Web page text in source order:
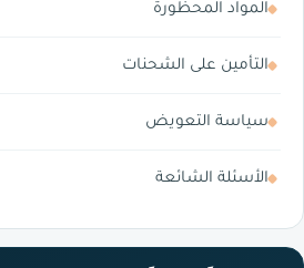
المواد المحظورة
التأمين على الشحنات
سياسة التعويض
الأسئلة الشائعة